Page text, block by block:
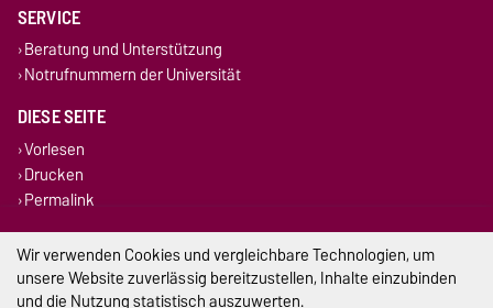
SERVICE
Beratung und Unterstützung
Notrufnummern der Universität
DIESE SEITE
Vorlesen
Drucken
Permalink
Impressum
Datenschutz
Wir verwenden Cookies und vergleichbare Technologien, um
unsere Website zuverlässig bereitzustellen, Inhalte einzubinden
und die Nutzung statistisch auszuwerten.